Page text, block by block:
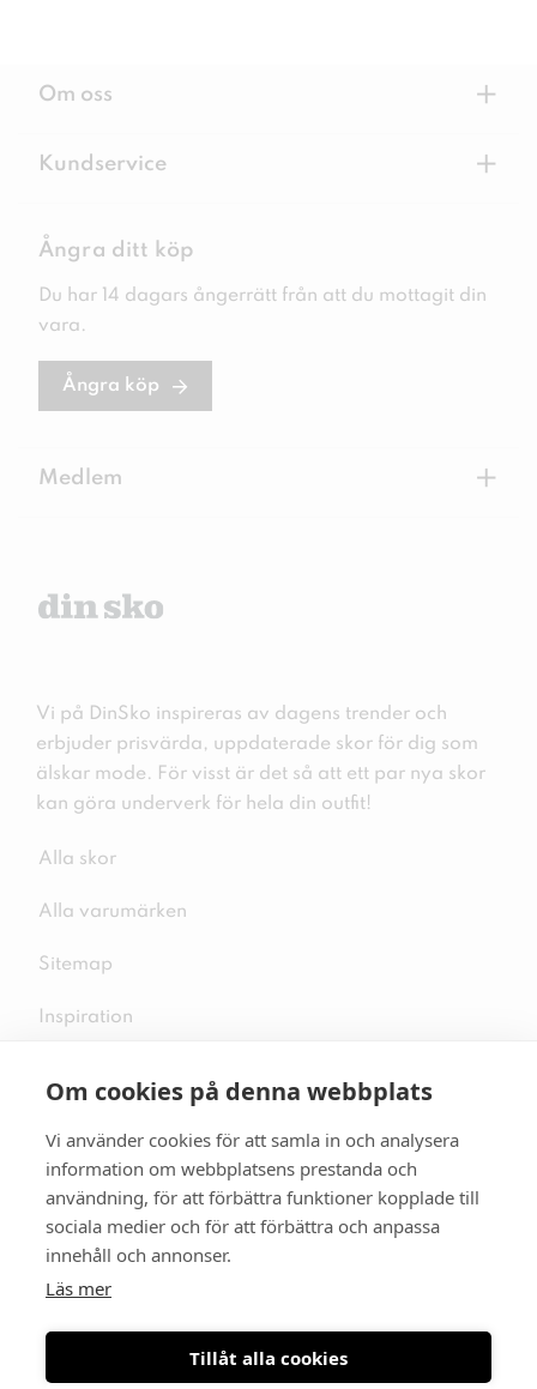
Om cookies på denna webbplats
Vi använder cookies för att samla in och analysera
information om webbplatsens prestanda och
användning, för att förbättra funktioner kopplade till
sociala medier och för att förbättra och anpassa
innehåll och annonser.
Läs mer
Tillåt alla cookies
Om oss +
Kundservice +
Ångra ditt köp
Du har 14 dagars ångerrätt från att du mottagit din
vara.
Ångra köp
Medlem +
Vi på DinSko inspireras av dagens trender och
erbjuder prisvärda, uppdaterade skor för dig som
älskar mode. För visst är det så att ett par nya skor
kan göra underverk för hela din outfit!
Alla skor
Alla varumärken
Sitemap
Inspiration
Följ oss på sociala medier
Se mer skor: skopunkten.se